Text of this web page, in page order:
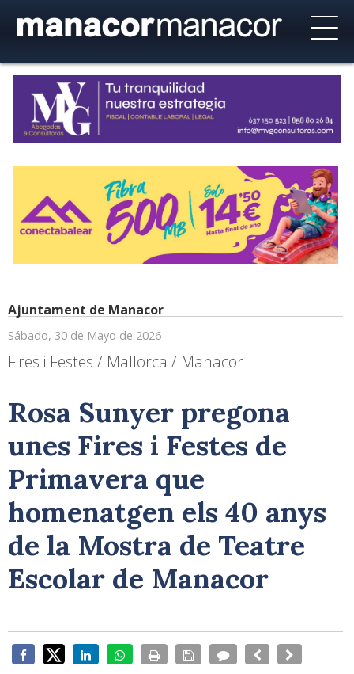
Ajuntament de Manacor
Sábado, 30 de Mayo de 2026
Fires i Festes / Mallorca / Manacor
Rosa Sunyer pregona
unes Fires i Festes de
Primavera que
homenatgen els 40 anys
de la Mostra de Teatre
Escolar de Manacor